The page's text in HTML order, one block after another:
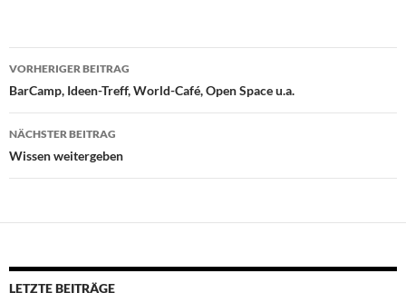
Beitrags-
Navigation
VORHERIGER BEITRAG
BarCamp, Ideen-Treff, World-Café, Open Space u.a.
NÄCHSTER BEITRAG
Wissen weitergeben
LETZTE BEITRÄGE